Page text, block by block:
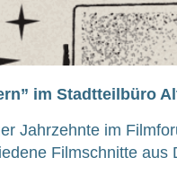
im Stadtteilbüro
Jahr­zehn­te im
Film­schnit­te